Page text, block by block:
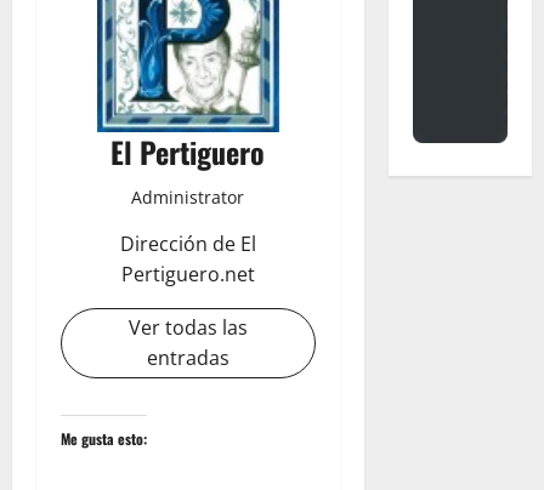
El Pertiguero
Administrator
Dirección de El
Pertiguero.net
Ver todas las
entradas
Me gusta esto: